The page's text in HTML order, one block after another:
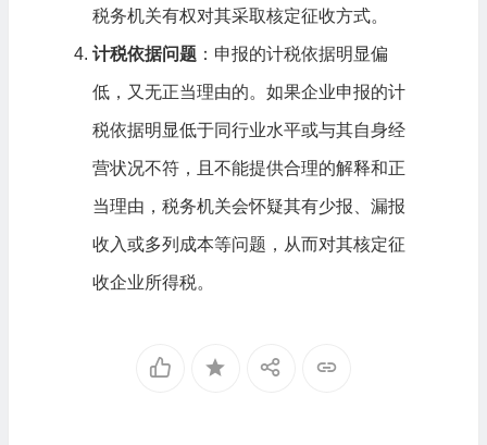
税务机关有权对其采取核定征收方式。
计税依据问题：申报的计税依据明显偏
低，又无正当理由的。如果企业申报的计
税依据明显低于同行业水平或与其自身经
营状况不符，且不能提供合理的解释和正
当理由，税务机关会怀疑其有少报、漏报
收入或多列成本等问题，从而对其核定征
收企业所得税。